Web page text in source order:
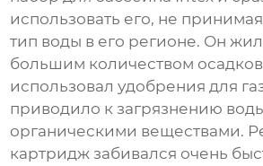
использовать его, не
тип воды в его регионе. Он
большим количеством
использовал удобрения для
приводило к загрязнению
органическими веществами.
картридж забивался очень